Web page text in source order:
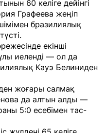
60 келіге дейінгі
Графеева жеңіп
бразилиялық
екінші
иеленді — ол да
Кауэ Белиниден
жоғары салмақ
да алтын алды —
5:0 есебімен тас-